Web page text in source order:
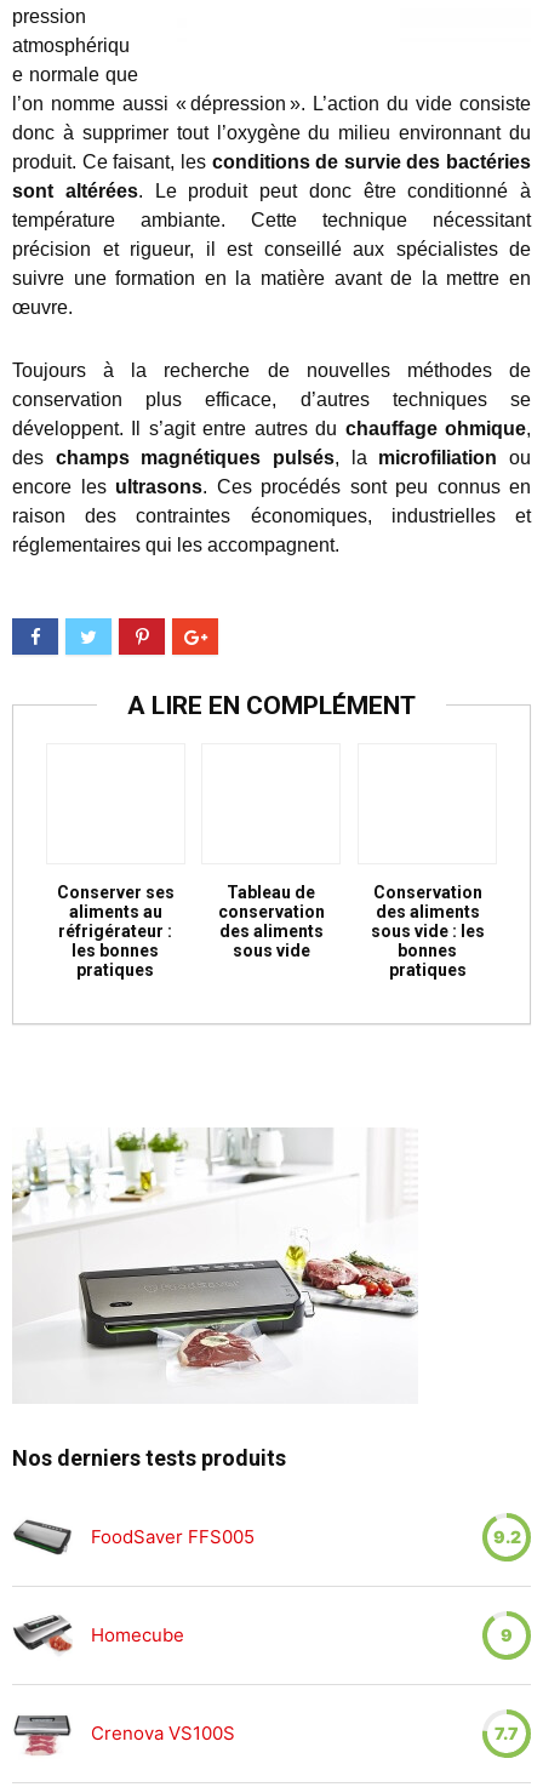
pression
atmosphériqu
e normale que
l’on nomme aussi « dépression ». L’action du vide consiste
donc à supprimer tout l’oxygène du milieu environnant du
produit. Ce faisant, les conditions de survie des bactéries
sont altérées. Le produit peut donc être conditionné à
température ambiante. Cette technique nécessitant
précision et rigueur, il est conseillé aux spécialistes de
suivre une formation en la matière avant de la mettre en
œuvre.
Toujours à la recherche de nouvelles méthodes de
conservation plus efficace, d’autres techniques se
développent. Il s’agit entre autres du chauffage ohmique,
des champs magnétiques pulsés, la microfiliation ou
encore les ultrasons. Ces procédés sont peu connus en
raison des contraintes économiques, industrielles et
réglementaires qui les accompagnent.
A LIRE EN COMPLÉMENT
Conserver ses
aliments au
réfrigérateur :
les bonnes
pratiques
Tableau de
conservation
des aliments
sous vide
Conservation
des aliments
sous vide : les
bonnes
pratiques
Nos derniers tests produits
FoodSaver FFS005 9.2
Homecube 9
Crenova VS100S 7.7